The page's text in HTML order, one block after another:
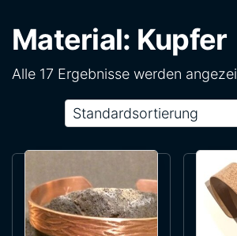
Material: Kupfer
Alle 17 Ergebnisse werden